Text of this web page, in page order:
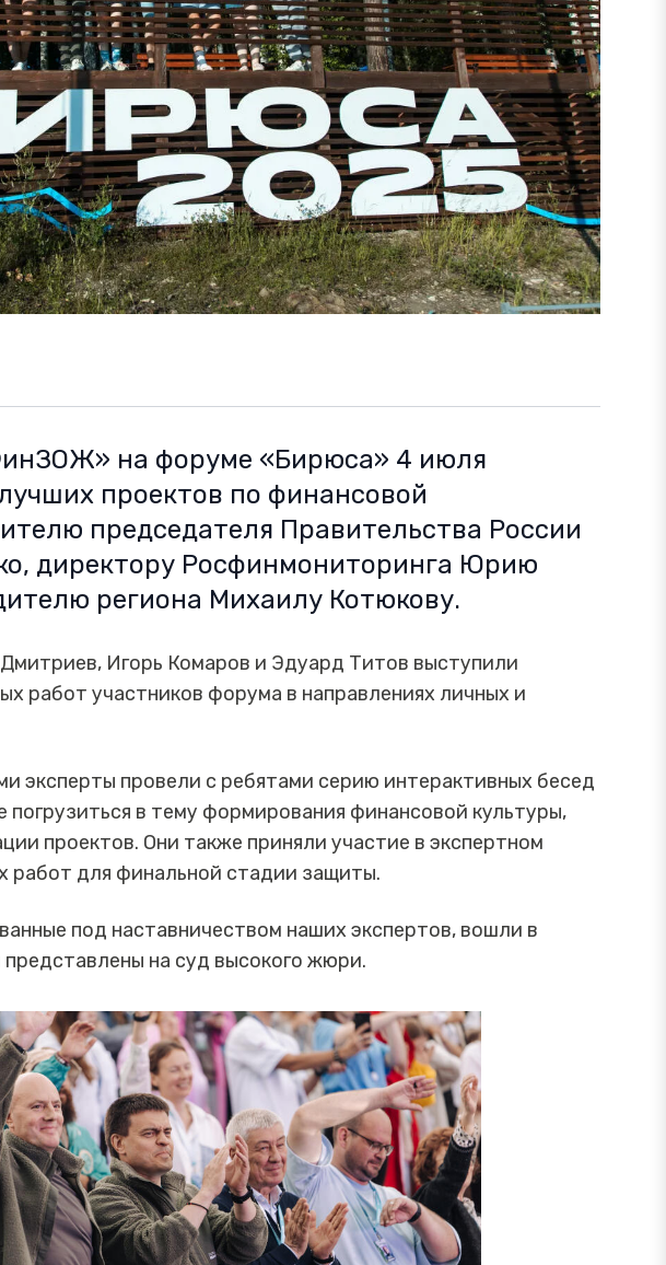
на форуме «Бирюса» 4 июля
проектов по финансовой
председателя Правительства России
директору Росфинмониторинга Юрию
региона Михаилу Котюкову.
Игорь Комаров и Эдуард Титов выступили
работ участников форума в направлениях личных и
эксперты провели с ребятами серию интерактивных бесед
погрузиться в тему формирования финансовой культуры,
проектов. Они также приняли участие в экспертном
работ для финальной стадии защиты.
под наставничеством наших экспертов, вошли в
на суд высокого жюри.